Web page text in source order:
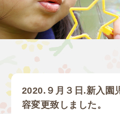
2020.９月３日.新入園
容変更致しました。